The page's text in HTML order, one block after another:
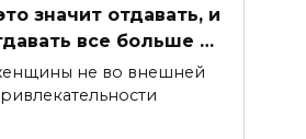
значит отдавать, и
все больше …
не во внешней